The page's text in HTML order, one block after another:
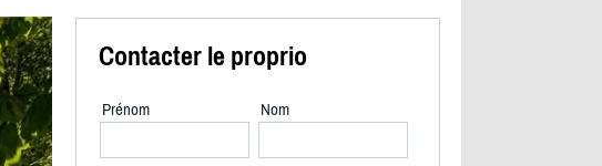
Contacter le proprio
Prénom Nom